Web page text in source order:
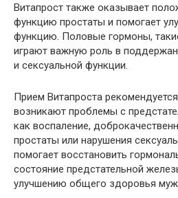
Витапрост также оказывает
функцию простаты и помогает
функцию. Половые гормоны,
играют важную роль в
и сексуальной функции.
Прием Витапроста
возникают проблемы с
как воспаление,
простаты или нарушения
помогает восстановить
состояние предстательной
улучшению общего здоровья